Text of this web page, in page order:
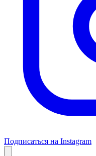
Подписаться на Instagram